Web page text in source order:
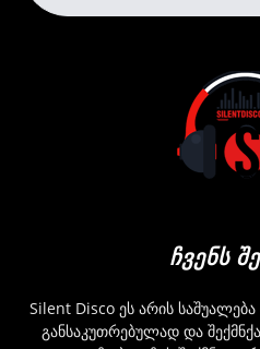
ᲩᲕᲔᲜᲡ
Silent Disco ეს არის
განსაკუთრებულად და